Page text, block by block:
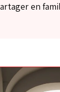
en